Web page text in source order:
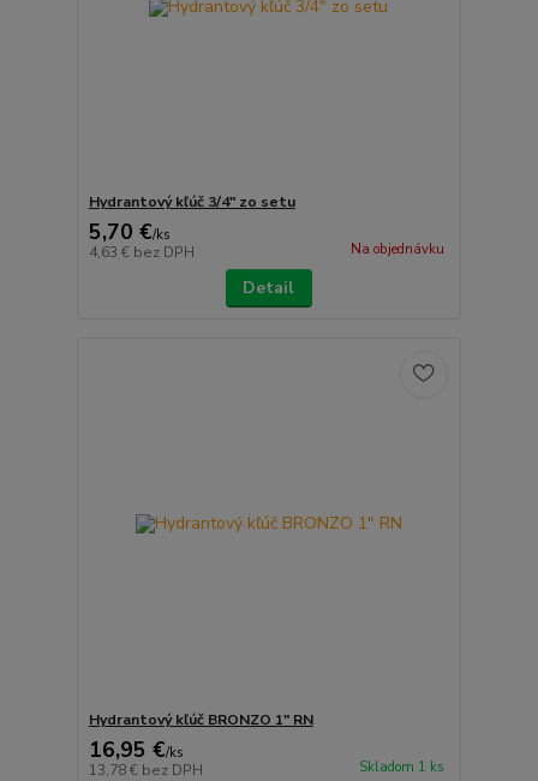
Hydrantový kľúč 3/4" zo setu
5,70 €/ks
4,63 € bez DPH Na objednávku
Detail
Hydrantový kľúč BRONZO 1" RN
16,95 €/ks
13,78 € bez DPH Skladom 1 ks